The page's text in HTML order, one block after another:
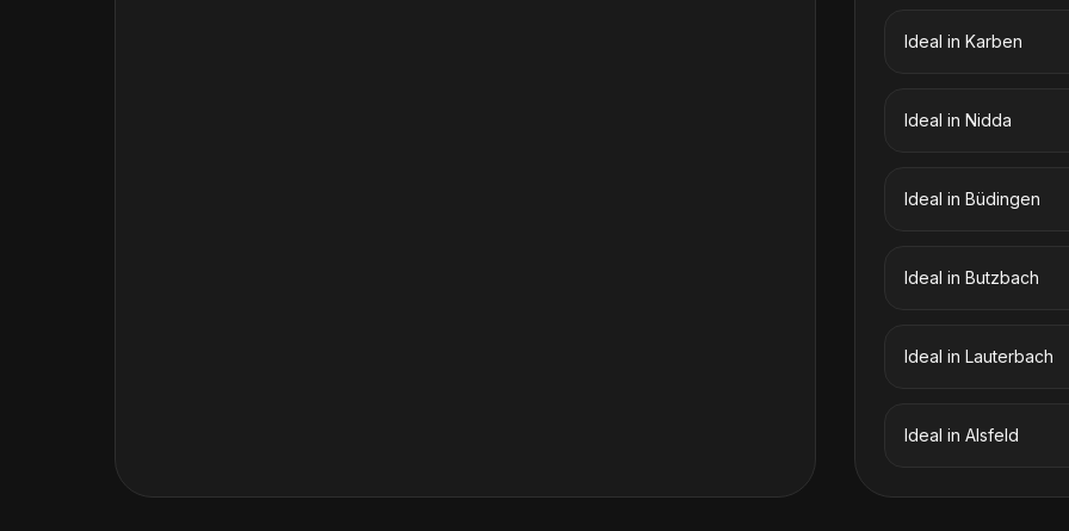
Ideal in Karben
Ideal in Nidda
Ideal in Büdingen
Ideal in Butzbach
Ideal in Lauterbach
Ideal in Alsfeld